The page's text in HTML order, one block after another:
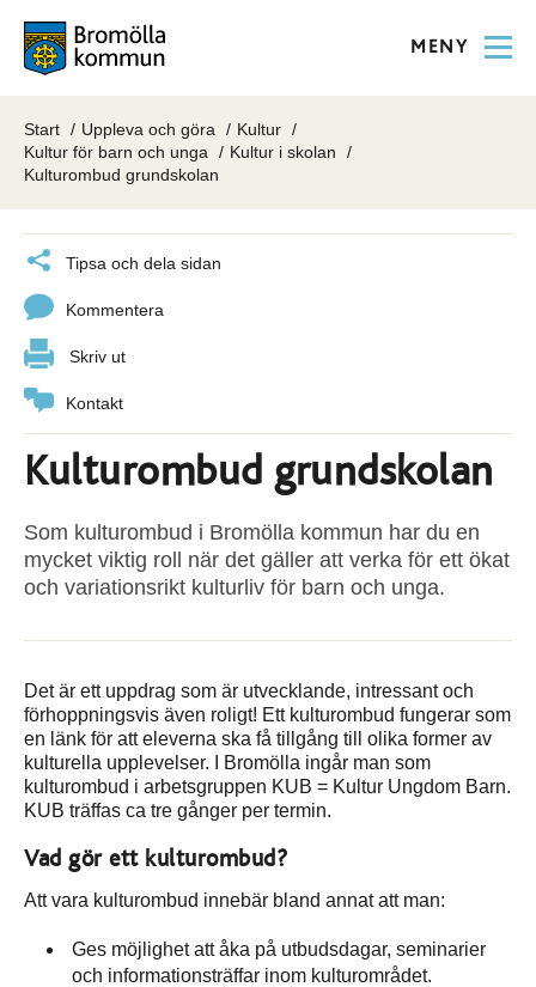
MENY
Start Uppleva och göra
Kultur
Kultur för barn och unga
Kultur i skolan
Kulturombud grundskolan
Tipsa och dela sidan
Kommentera
Skriv ut
Kontakt
Kulturombud grundskolan
Som kulturombud i Bromölla kommun har du en
mycket viktig roll när det gäller att verka för ett ökat
och variationsrikt kulturliv för barn och unga.
Det är ett uppdrag som är utvecklande, intressant och
förhoppningsvis även roligt! Ett kulturombud fungerar som
en länk för att eleverna ska få tillgång till olika former av
kulturella upplevelser. I Bromölla ingår man som
kulturombud i arbetsgruppen KUB = Kultur Ungdom Barn.
KUB träffas ca tre gånger per termin.
Vad gör ett kulturombud?
Att vara kulturombud innebär bland annat att man:
Ges möjlighet att åka på utbudsdagar, seminarier
och informationsträffar inom kulturområdet.